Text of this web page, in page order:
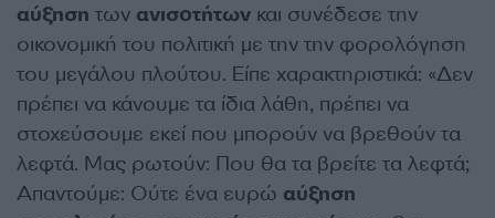
αύξηση των ανισοτήτων και συνέδεσε την
οικονομική του πολιτική με την την φορολόγηση
του μεγάλου πλούτου. Είπε χαρακτηριστικά: «Δεν
πρέπει να κάνουμε τα ίδια λάθη, πρέπει να
στοχεύσουμε εκεί που μπορούν να βρεθούν τα
λεφτά. Μας ρωτούν: Που θα τα βρείτε τα λεφτά;
Απαντούμε: Ούτε ένα ευρώ αύξηση